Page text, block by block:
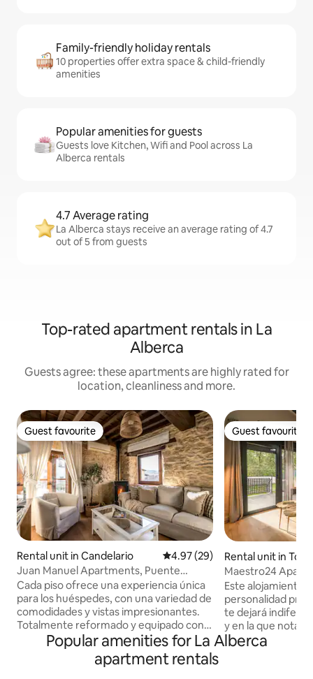
Family-friendly holiday rentals
10 properties offer extra space & child-friendly
amenities
Popular amenities for guests
Guests love Kitchen, Wifi and Pool across La
Alberca rentals
4.7 Average rating
La Alberca stays receive an average rating of 4.7
out of 5 from guests
Top-rated apartment rentals in La
Alberca
Guests agree: these apartments are highly rated for
location, cleanliness and more.
Guest favourite
Guest favourite
Rental unit in Candelario 4.97 out of 5 average rating,
4.97 (29)
Juan Manuel Apartments, Puente
Apartment...
Cada piso ofrece una experiencia única
para los huéspedes, con una variedad de
comodidades y vistas impresionantes.
Totalmente reformado y equipado con
todo lo necesario para una excelente
estancia que invitan a la relajación y al
disfrute de la naturaleza. En este
Guest favourite
Guest favourite
Rental unit in
Maestro24
Apartment and...
Este alojamiento
personalidad
te dejará
y en la que
elegante. El alojamiento consta de 2
Popular amenities for La Alberca
apartment rentals